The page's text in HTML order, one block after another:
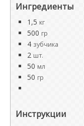
Ингредиенты
1,5 кг
500 гр
4 зубчика
2 шт.
50 мл
50 гр
Инструкции